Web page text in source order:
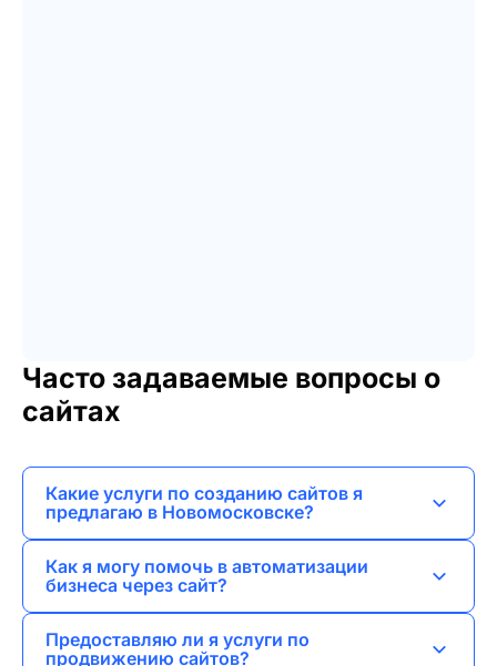
Часто задаваемые вопросы о
сайтах
Какие услуги по созданию сайтов я
предлагаю в Новомосковске?
визиток, корпоративных сайтов и интернет-
Как я могу помочь в автоматизации
бизнеса через сайт?
также создаю веб-приложения для
Предоставляю ли я услуги по
продвижению сайтов?